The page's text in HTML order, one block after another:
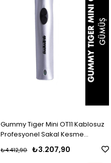
Gummy Tiger Mini OT11 Kablosuz
Profesyonel Sakal Kesme
Makinasi (Gümüs)
₺3.207,90
₺4.412,90